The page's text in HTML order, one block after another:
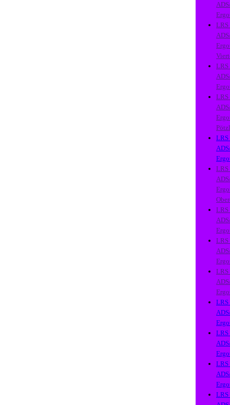
Ergo
LRS
Ergo
LRS
Ergo
LRS
Ergo
LRS
Ergo
LRS
Ergo
LRS
Ergo
LRS
Ergo
LRS
Ergo
LRS
Ergo
LRS
Ergo
LRS
Ergo
LRS